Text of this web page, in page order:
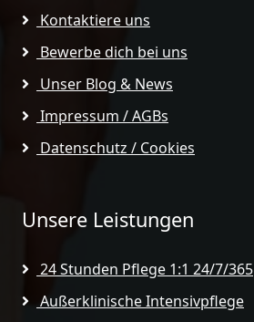
Kontaktiere uns
Bewerbe dich bei uns
Unser Blog & News
Impressum / AGBs
Datenschutz / Cookies
Unsere Leistungen
24 Stunden Pflege 1:1 24/7/365
Außerklinische Intensivpflege